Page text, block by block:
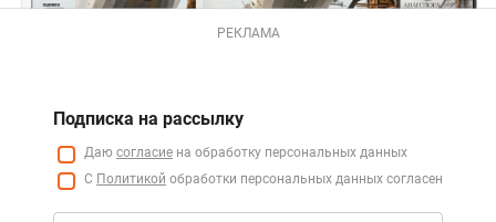
РЕКЛАМА
Подписка на рассылку
Даю согласие на обработку персональных данных
С Политикой обработки персональных данных согласен